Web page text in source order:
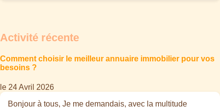
Activité récente
Comment choisir le meilleur annuaire immobilier pour vos
besoins ?
le 24 Avril 2026
Bonjour à tous, Je me demandais, avec la multitude